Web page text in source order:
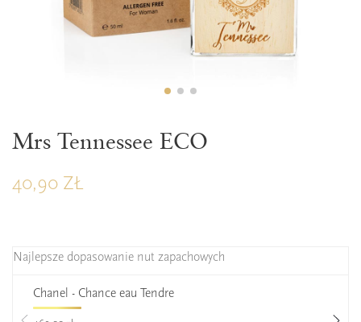
Mrs Tennessee ECO
40,90 ZŁ
Najlepsze dopasowanie nut zapachowych
Chanel - Chance eau Tendre